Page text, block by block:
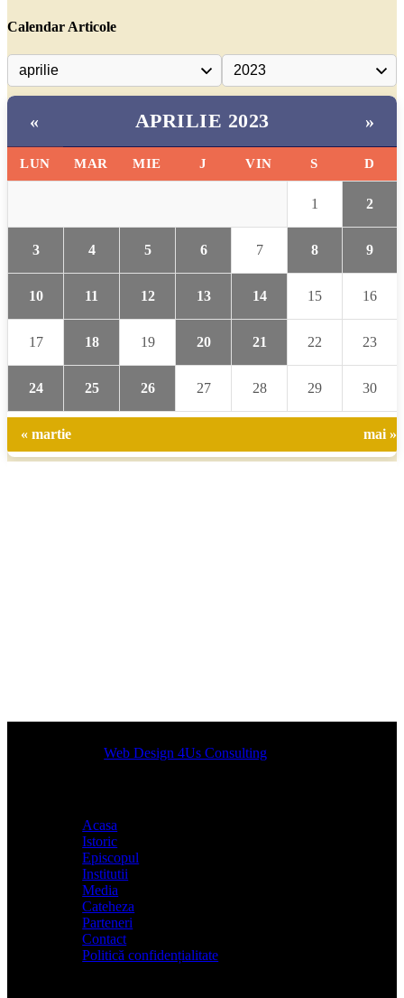
Calendar Articole
« APRILIE 2023 »
LUN MAR MIE J VIN S D
1 2
3 4 5 6 7 8 9
10 11 12 13 14 15 16
17 18 19 20 21 22 23
24 25 26 27 28 29 30
« martie mai »
Designed byWeb Design 4Us Consulting
Acasa
Istoric
Episcopul
Institutii
Media
Cateheza
Parteneri
Contact
Politică confidențialitate